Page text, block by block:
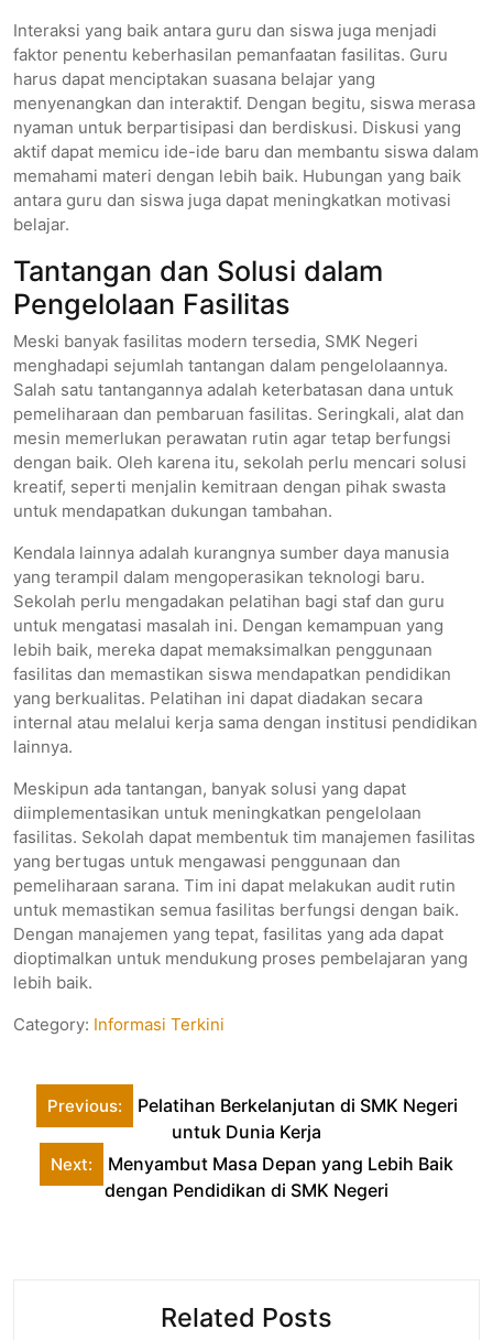
Interaksi yang baik antara guru dan siswa juga menjadi
faktor penentu keberhasilan pemanfaatan fasilitas. Guru
harus dapat menciptakan suasana belajar yang
menyenangkan dan interaktif. Dengan begitu, siswa merasa
nyaman untuk berpartisipasi dan berdiskusi. Diskusi yang
aktif dapat memicu ide-ide baru dan membantu siswa dalam
memahami materi dengan lebih baik. Hubungan yang baik
antara guru dan siswa juga dapat meningkatkan motivasi
belajar.
Tantangan dan Solusi dalam
Pengelolaan Fasilitas
Meski banyak fasilitas modern tersedia, SMK Negeri
menghadapi sejumlah tantangan dalam pengelolaannya.
Salah satu tantangannya adalah keterbatasan dana untuk
pemeliharaan dan pembaruan fasilitas. Seringkali, alat dan
mesin memerlukan perawatan rutin agar tetap berfungsi
dengan baik. Oleh karena itu, sekolah perlu mencari solusi
kreatif, seperti menjalin kemitraan dengan pihak swasta
untuk mendapatkan dukungan tambahan.
Kendala lainnya adalah kurangnya sumber daya manusia
yang terampil dalam mengoperasikan teknologi baru.
Sekolah perlu mengadakan pelatihan bagi staf dan guru
untuk mengatasi masalah ini. Dengan kemampuan yang
lebih baik, mereka dapat memaksimalkan penggunaan
fasilitas dan memastikan siswa mendapatkan pendidikan
yang berkualitas. Pelatihan ini dapat diadakan secara
internal atau melalui kerja sama dengan institusi pendidikan
lainnya.
Meskipun ada tantangan, banyak solusi yang dapat
diimplementasikan untuk meningkatkan pengelolaan
fasilitas. Sekolah dapat membentuk tim manajemen fasilitas
yang bertugas untuk mengawasi penggunaan dan
pemeliharaan sarana. Tim ini dapat melakukan audit rutin
untuk memastikan semua fasilitas berfungsi dengan baik.
Dengan manajemen yang tepat, fasilitas yang ada dapat
dioptimalkan untuk mendukung proses pembelajaran yang
lebih baik.
Category: Informasi Terkini
Post
navigation
Previous:
Pelatihan Berkelanjutan di SMK Negeri
untuk Dunia Kerja
Next:
Menyambut Masa Depan yang Lebih Baik
dengan Pendidikan di SMK Negeri
Related Posts